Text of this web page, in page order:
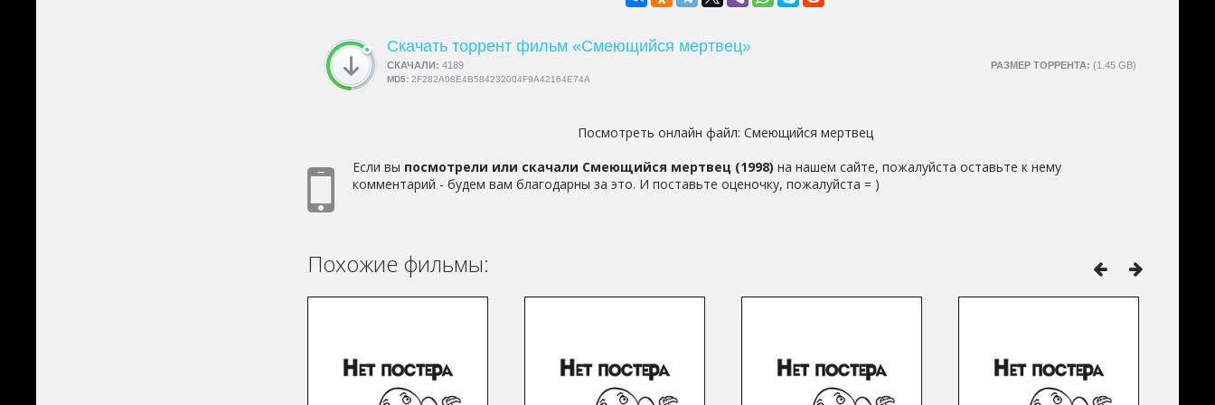
Скачать торрент фильм «Смеющийся мертвец»
РАЗМЕР ТОРРЕНТА: (1.45 GB)
СКАЧАЛИ: 4189
MD5: 2F282A08E4B584232004F9A42164E74A
Посмотреть онлайн файл: Смеющийся мертвец
Если вы посмотрели или скачали Смеющийся мертвец (1998) на нашем сайте, пожалуйста оставьте к нему
комментарий - будем вам благодарны за это. И поставьте оценочку, пожалуйста = )
Похожие фильмы: